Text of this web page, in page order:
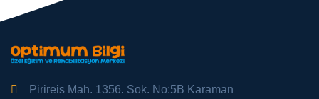
Pirireis Mah. 1356. Sok. No:5B Karaman